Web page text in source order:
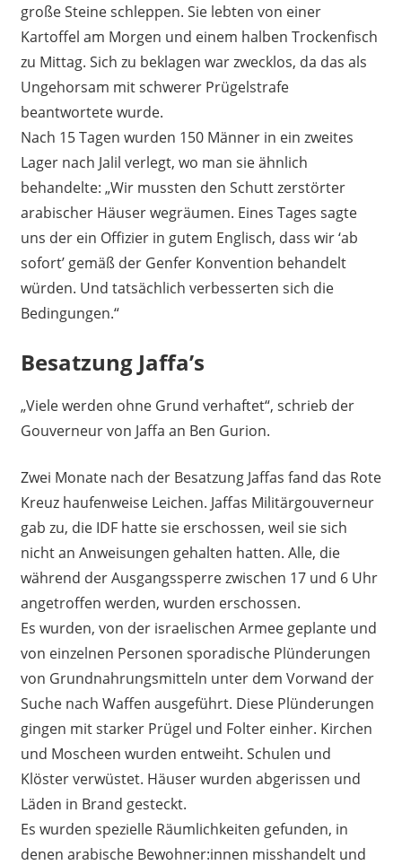
große Steine schleppen. Sie lebten von einer
Kartoffel am Morgen und einem halben Trockenfisch
zu Mittag. Sich zu beklagen war zwecklos, da das als
Ungehorsam mit schwerer Prügelstrafe
beantwortete wurde.
Nach 15 Tagen wurden 150 Männer in ein zweites
Lager nach Jalil verlegt, wo man sie ähnlich
behandelte: „Wir mussten den Schutt zerstörter
arabischer Häuser wegräumen. Eines Tages sagte
uns der ein Offizier in gutem Englisch, dass wir ‘ab
sofort’ gemäß der Genfer Konvention behandelt
würden. Und tatsächlich verbesserten sich die
Bedingungen.“
Besatzung Jaffa’s
„Viele werden ohne Grund verhaftet“, schrieb der
Gouverneur von Jaffa an Ben Gurion.
Zwei Monate nach der Besatzung Jaffas fand das Rote
Kreuz haufenweise Leichen. Jaffas Militärgouverneur
gab zu, die IDF hatte sie erschossen, weil sie sich
nicht an Anweisungen gehalten hatten. Alle, die
während der Ausgangssperre zwischen 17 und 6 Uhr
angetroffen werden, wurden erschossen.
Es wurden, von der israelischen Armee geplante und
von einzelnen Personen sporadische Plünderungen
von Grundnahrungsmitteln unter dem Vorwand der
Suche nach Waffen ausgeführt. Diese Plünderungen
gingen mit starker Prügel und Folter einher. Kirchen
und Moscheen wurden entweiht. Schulen und
Klöster verwüstet. Häuser wurden abgerissen und
Läden in Brand gesteckt.
Es wurden spezielle Räumlichkeiten gefunden, in
denen arabische Bewohner:innen misshandelt und